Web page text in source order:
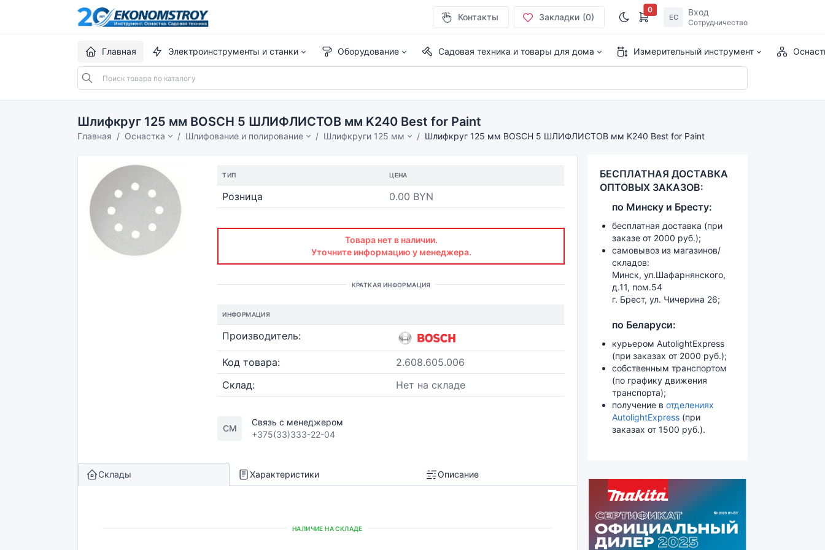
Контакты Закладки (0)
0
ЕС Вход
Сотрудничество
Главная Электроинструменты и станки Оборудование Садовая техника и товары для дома Измерительный инструмент
Шлифкруг 125 мм BOSCH 5 ШЛИФЛИСТОВ мм K240 Best for Paint
Главная Оснастка Шлифование и полирование Шлифкруги 125 мм Шлифкруг 125 мм BOSCH 5 ШЛИФЛИСТОВ мм K240 Best for Paint
ТИП ЦЕНА
Розница 0.00 BYN
Товара нет в наличии.
Уточните информацию у менеджера.
КРАТКАЯ ИНФОРМАЦИЯ
ИНФОРМАЦИЯ
Производитель:
Код товара:
2.608.605.006
Склад:
Нет на складе
СМ
Связь с менеджером
+375(33)333-22-04
Склады Характеристики Описание
НАЛИЧИЕ НА СКЛАДЕ
БЕСПЛАТНАЯ ДОСТАВКА
ОПТОВЫХ ЗАКАЗОВ:
по Минску и Бресту:
бесплатная доставка (при
заказе от 2000 руб.);
самовывоз из магазинов/
складов:
Минск, ул.Шафарнянского,
д.11, пом.54
г. Брест, ул. Чичерина 26;
по Беларуси:
курьером AutolightExpress
(при заказах от 2000 руб.);
собственным транспортом
(по графику движения
транспорта);
получение в отделениях
AutolightExpress (при
заказах от 1500 руб.).